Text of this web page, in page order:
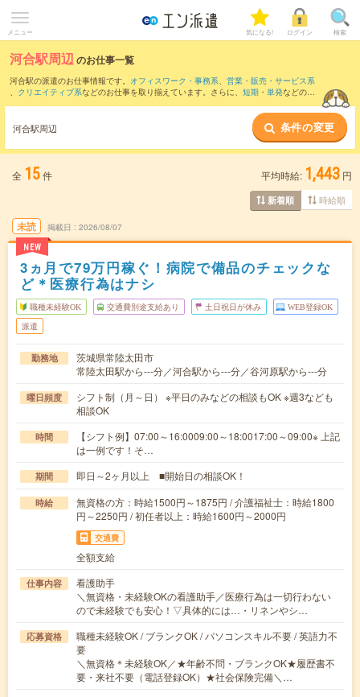
メニュー 気になる! ログイン 検索
河合駅周辺のお仕事一覧
河合駅の派遣のお仕事情報です。 オフィスワーク・事務系、 営業・販売・サービス系
、 クリエイティブ系などのお仕事を取り揃えています。さらに、 短期 ・ 単発などの期
また、勝田駅
など近隣駅のお仕事もご確
認いただけます。
河合駅周辺 条件の変更
全 15件 平均時給: 1,443 円
新着順 時給順
未読
NEW
掲載日 2026/08/07
3ヵ月で79万円稼ぐ！病院で備品のチェックな
ど＊医療行為はナシ
職種未経験OK 交通費別途支給あり 土日祝日が休み WEB登録OK
派遣
勤務地
茨城県常陸太田市
常陸太田駅から---分／河合駅から---分／谷河原駅から---分
曜日頻度
シフト制（月～日） ※平日のみなどの相談もOK ※週3なども
相談OK
時間
【シフト例】07:00～16:0009:00～18:0017:00～09:00※ 上記
は一例です！そ…
期間 即日～2ヶ月以上 ■開始日の相談OK！
時給
無資格の方：時給1500円～1875円 / 介護福祉士：時給1800
円～2250円 / 初任者以上：時給1600円～2000円
交通費
全額支給
仕事内容
看護助手
＼無資格・未経験OKの看護助手／医療行為は一切行わない
ので未経験でも安心！▽具体的には…・リネンやシ…
応募資格
職種未経験OK / ブランクOK / パソコンスキル不要 / 英語力不
要
＼無資格＊未経験OK／★年齢不問・ブランクOK★履歴書不
要・来社不要（電話登録OK）★社会保険完備＼…